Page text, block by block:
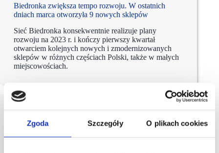
Zgoda Szczegóły O plikach cookies
Biedronka zwiększa tempo rozwoju. W ostatnich
dniach marca otworzyła 9 nowych sklepów
Sieć Biedronka konsekwentnie realizuje plany
rozwoju na 2023 r. i kończy pierwszy kwartał
otwarciem kolejnych nowych i zmodernizowanych
sklepów w różnych częściach Polski, także w małych
miejscowościach.